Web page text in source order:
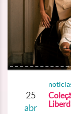
25
abr